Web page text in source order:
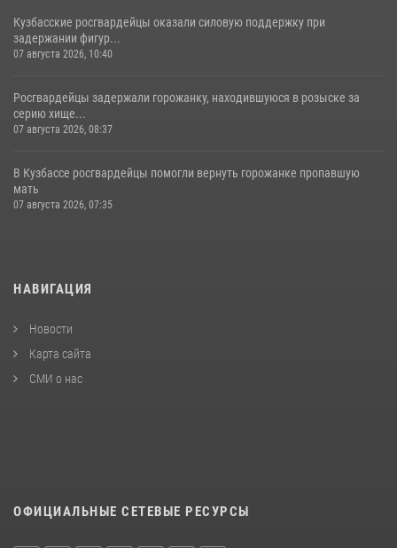
Кузбасские росгвардейцы оказали силовую поддержку при
задержании фигур...
07 августа 2026, 10:40
Росгвардейцы задержали горожанку, находившуюся в розыске за
серию хище...
07 августа 2026, 08:37
В Кузбассе росгвардейцы помогли вернуть горожанке пропавшую
мать
07 августа 2026, 07:35
НАВИГАЦИЯ
Новости
Карта сайта
СМИ о нас
ОФИЦИАЛЬНЫЕ СЕТЕВЫЕ РЕСУРСЫ